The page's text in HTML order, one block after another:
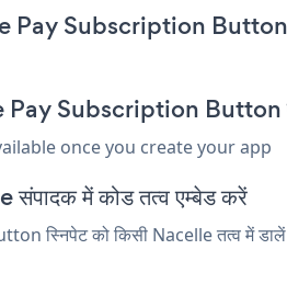
Pay Subscription
Subscription Button
once you create your app
में कोड तत्व एम्बेड करें
स्निपेट को किसी Nacelle तत्व में